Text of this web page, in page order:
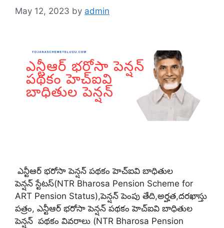
May 12, 2023 by admin
ఎన్టీఆర్ భరోసా పెన్షన్ పథకం హెచ్ఐవి బాధితుల
పెన్షన్ స్టేటస్(NTR Bharosa Pension Scheme for
ART Pension Status),పెన్షన్ పెంపు తేది,అర్హత,దరఖాస్తు
పత్రం, ఎన్టీఆర్ భరోసా పెన్షన్ పథకం హెచ్ఐవి బాధితుల
పెన్షన్ పథకం వివరాలు (NTR Bharosa Pension